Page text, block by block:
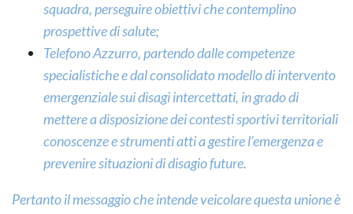
squadra, perseguire obiettivi che contemplino
prospettive di salute;
Telefono Azzurro, partendo dalle competenze
specialistiche e dal consolidato modello di intervento
emergenziale sui disagi intercettati, in grado di
mettere a disposizione dei contesti sportivi territoriali
conoscenze e strumenti atti a gestire l’emergenza e
prevenire situazioni di disagio future.
Pertanto il messaggio che intende veicolare questa unione è